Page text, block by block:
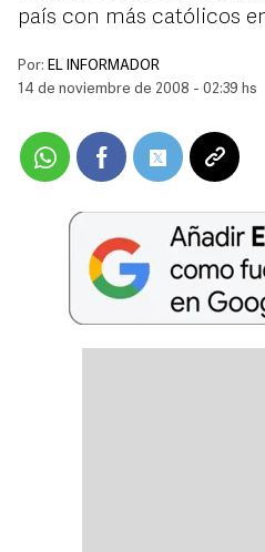
país con más católicos
Por: EL INFORMADOR
14 de noviembre de 2008 - 02:39 hs